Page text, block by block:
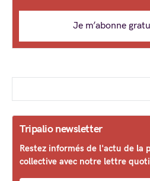
Je m’abonne
Tripalio newsletter
Restez informés de l'actu de la
collective avec notre lettre